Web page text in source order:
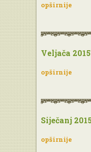
opširnije
Veljača 2015
opširnije
Siječanj
opširnije